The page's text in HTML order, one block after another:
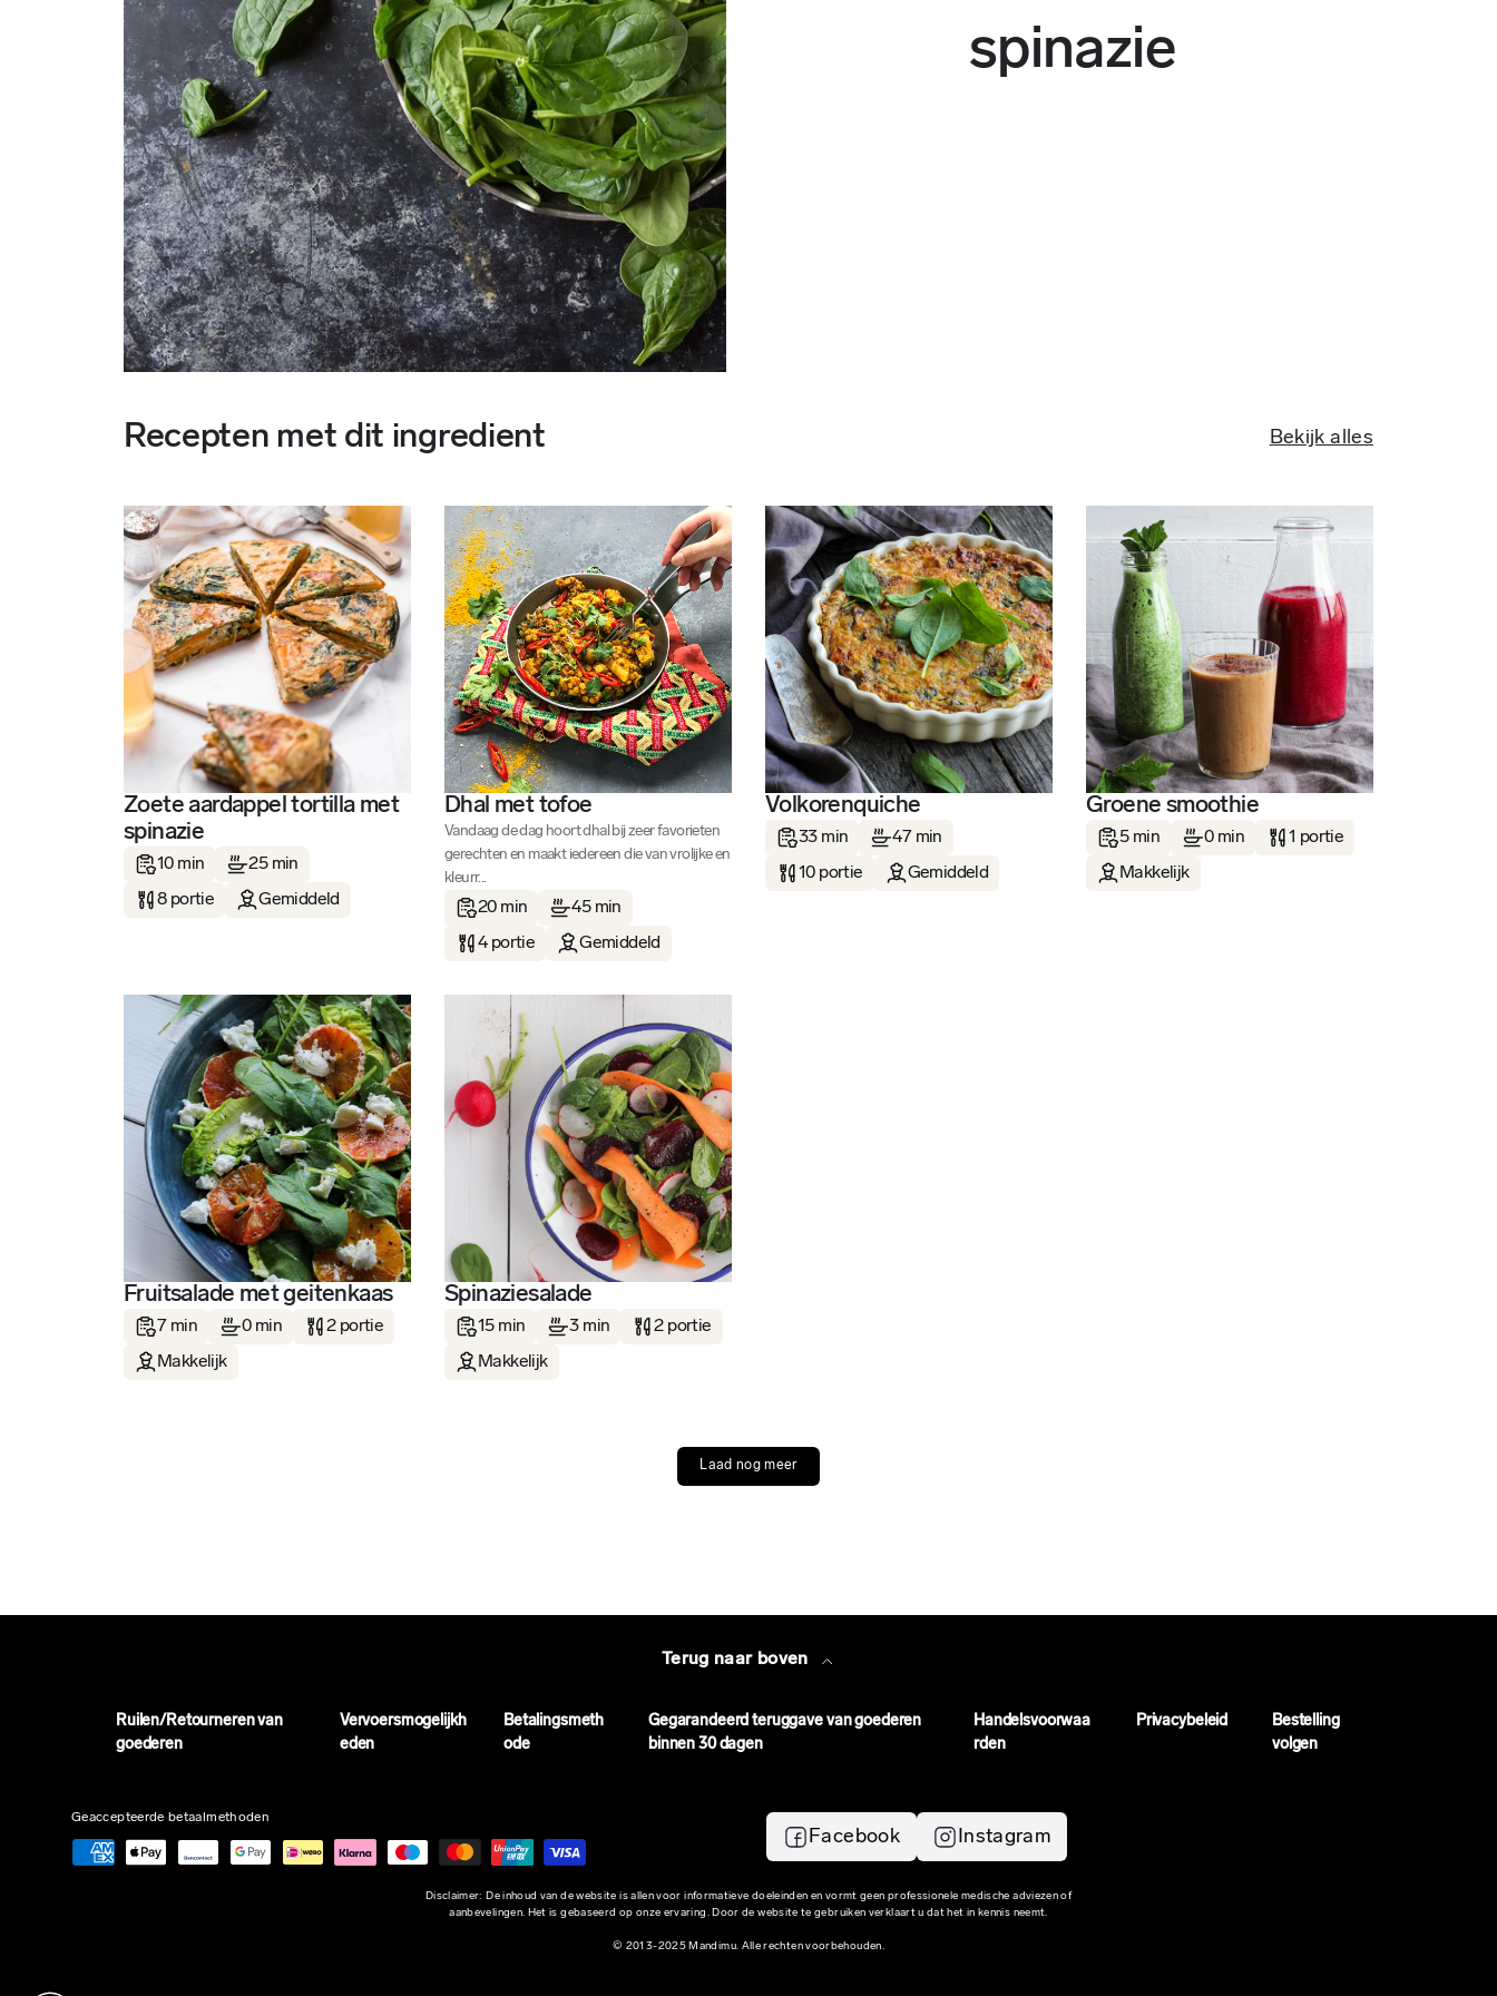
spinazie
Recepten met dit ingredient Bekijk alles
Zoete aardappel tortilla met
spinazie
10 min
25 min
8 portie
Gemiddeld
Dhal met tofoe
Vandaag de dag hoort dhal bij zeer favorieten
gerechten en maakt iedereen die van vrolijke en
kleurr...
20 min
45 min
4 portie
Gemiddeld
Volkorenquiche
33 min
47 min
10 portie
Gemiddeld
Groene smoothie
5 min 0 min
1 portie
Makkelijk
Fruitsalade met geitenkaas
7 min 0 min
2 portie
Makkelijk
Spinaziesalade
15 min 3 min
2 portie
Makkelijk
Laad nog meer
Terug naar boven
Ruilen/Retourneren van
goederen
Vervoersmogelijkh
eden
Betalingsmeth
ode
Gegarandeerd teruggave van goederen
binnen 30 dagen
Handelsvoorwaa
rden
Privacybeleid
Bestelling
volgen
Geaccepteerde betaalmethoden
Facebook Instagram
Disclaimer: De inhoud van de website is allen voor informatieve doeleinden en vormt geen professionele medische adviezen of
aanbevelingen. Het is gebaseerd op onze ervaring. Door de website te gebruiken verklaart u dat het in kennis neemt.
© 2013-2025 Mandimu. Alle rechten voorbehouden.